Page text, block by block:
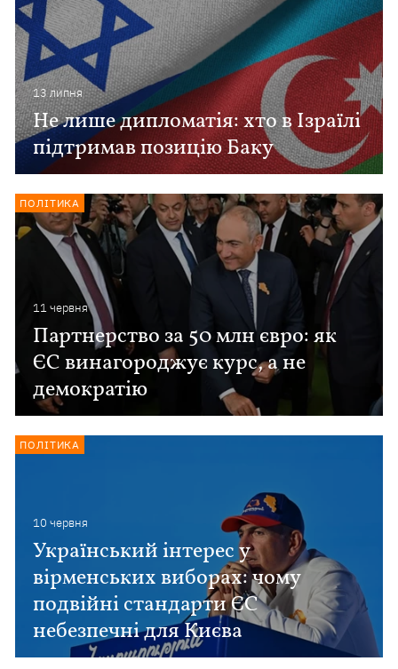
13 липня
Не лише дипломатія: хто в Ізраїлі
підтримав позицію Баку
11 червня
Партнерство за 50 млн євро: як
ЄС винагороджує курс, а не
демократію
ПОЛІТИКА
10 червня
Український інтерес у
вірменських виборах: чому
подвійні стандарти ЄС
небезпечні для Києва
ПОЛІТИКА